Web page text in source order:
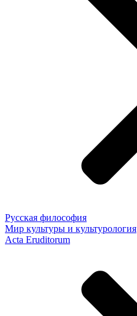
Русская философия
Мир культуры и культурология
Acta Eruditorum